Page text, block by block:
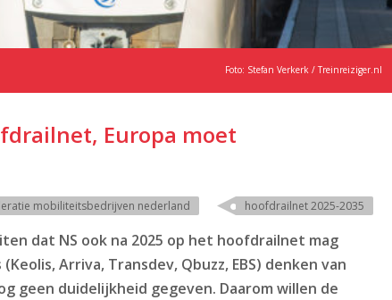
Foto: Stefan Verkerk / Treinreiziger.nl
Europa moet
mobiliteitsbedrijven nederland hoofdrailnet 2025-2035
dat NS ook na 2025 op het hoofdrailnet mag
Arriva, Transdev, Qbuzz, EBS) denken van
geen duidelijkheid gegeven. Daarom willen de